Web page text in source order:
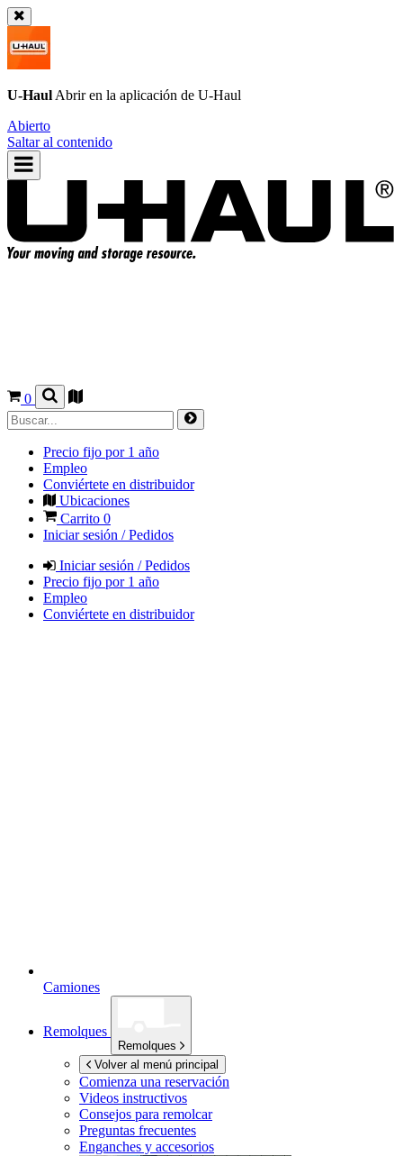
U-Haul Abrir en la aplicación de U-Haul
Abierto
Saltar al contenido
0
Precio fijo por 1 año
Empleo
Conviértete en distribuidor
Ubicaciones
Carrito 0
Iniciar sesión / Pedidos
Iniciar sesión / Pedidos
Precio fijo por 1 año
Empleo
Conviértete en distribuidor
Camiones
Remolques
Remolques
Volver al menú principal
Comienza una reservación
Videos instructivos
Consejos para remolcar
Preguntas frecuentes
Enganches y accesorios